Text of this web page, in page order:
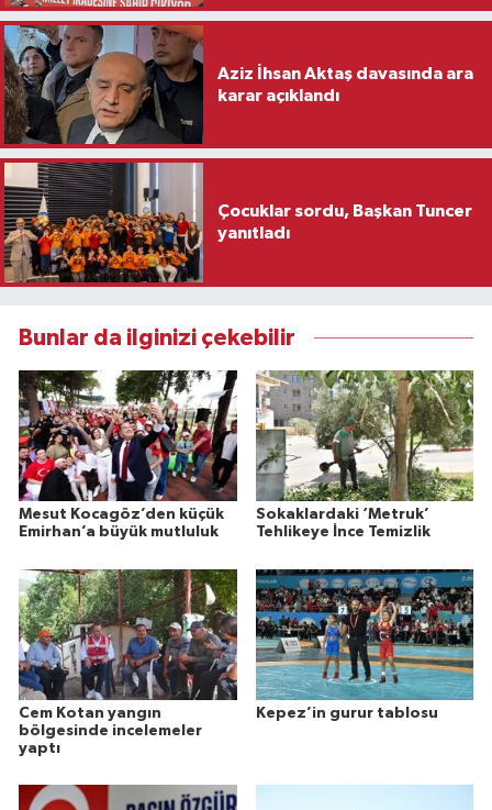
Aziz İhsan Aktaş davasında ara
karar açıklandı
Çocuklar sordu, Başkan Tuncer
yanıtladı
Bunlar da ilginizi çekebilir
Mesut Kocagöz’den küçük
Emirhan’a büyük mutluluk
Sokaklardaki ‘Metruk’
Tehlikeye İnce Temizlik
Cem Kotan yangın
bölgesinde incelemeler
yaptı
Kepez’in gurur tablosu